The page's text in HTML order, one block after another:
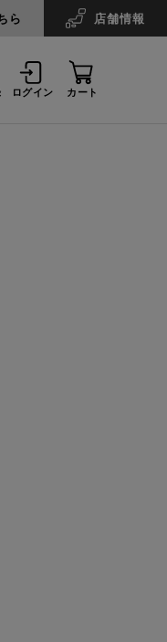
ら 店舗情報
ログイン カート